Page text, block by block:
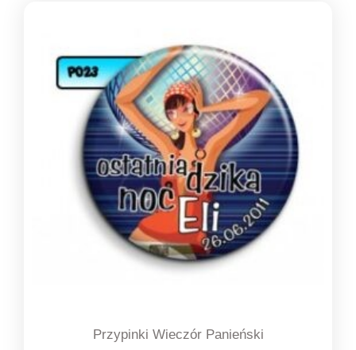
do
1,49 zł
Przypinki Wieczór Panieński